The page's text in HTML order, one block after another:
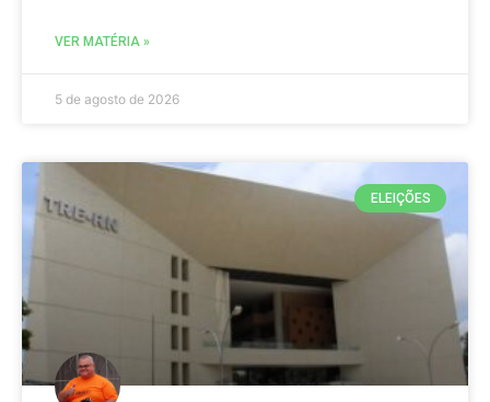
VER MATÉRIA »
5 de agosto de 2026
ELEIÇÕES